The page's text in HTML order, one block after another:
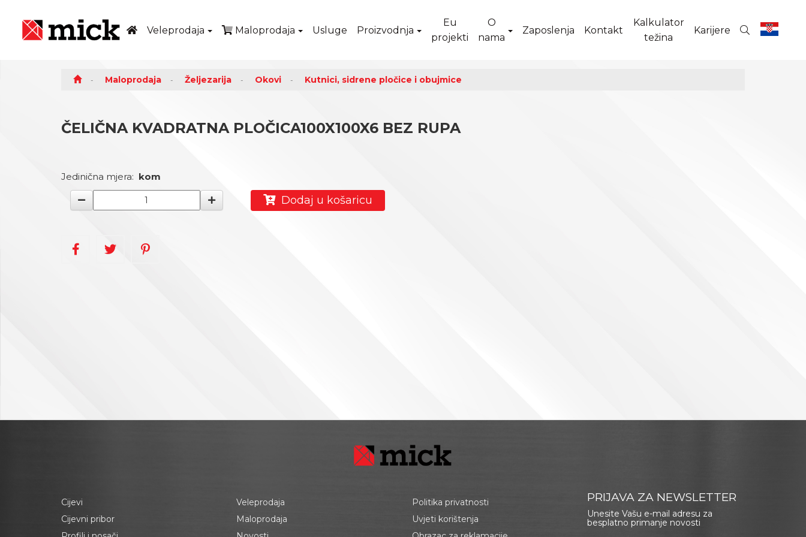
Veleprodaja Maloprodaja Usluge Proizvodnja
Eu
projekti
O
nama
Zaposlenja Kontakt
Kalkulator
težina
Karijere
Maloprodaja Željezarija Okovi Kutnici, sidrene pločice i obujmice
ČELIČNA KVADRATNA PLOČICA100X100X6 BEZ RUPA
Jedinična mjera: kom
Dodaj u košaricu
Cijevi
Cijevni pribor
Veleprodaja
Maloprodaja
Politika privatnosti
Uvjeti korištenja
PRIJAVA ZA NEWSLETTER
Unesite Vašu e-mail adresu za
besplatno primanje novosti